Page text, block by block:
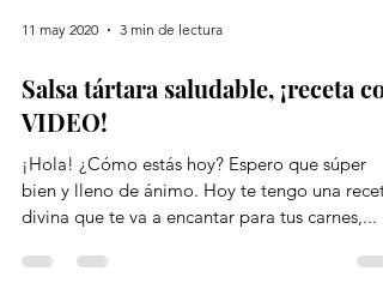
11 may 2020 3 min de lectura
Salsa tártara saludable, ¡receta con
VIDEO!
¡Hola! ¿Cómo estás hoy? Espero que súper
divina que te va a encantar para tus carnes,...